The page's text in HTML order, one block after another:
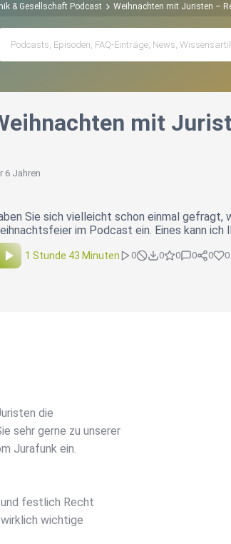
& Gesellschaft Podcast Weihnachten mit Juristen –
mit
6 Jahren
Sie sich vielleicht schon einmal gefragt,
im Podcast ein. Eines kann
1 Stunde 43 Minuten 0 0 0 0 0 0
die
sehr gerne zu unserer
Jurafunk ein.
festlich Recht
wichtige